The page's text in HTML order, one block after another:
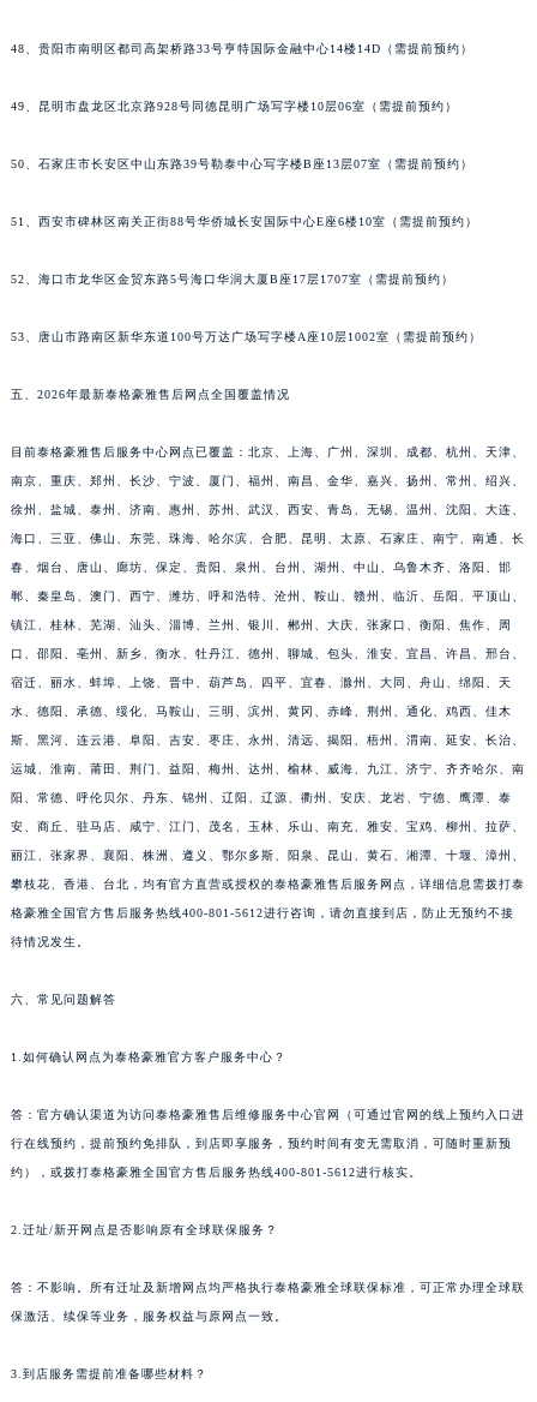
48、贵阳市南明区都司高架桥路33号亨特国际金融中心14楼14D（需提前预约）
49、昆明市盘龙区北京路928号同德昆明广场写字楼10层06室（需提前预约）
50、石家庄市长安区中山东路39号勒泰中心写字楼B座13层07室（需提前预约）
51、西安市碑林区南关正街88号华侨城长安国际中心E座6楼10室（需提前预约）
52、海口市龙华区金贸东路5号海口华润大厦B座17层1707室（需提前预约）
53、唐山市路南区新华东道100号万达广场写字楼A座10层1002室（需提前预约）
五、2026年最新泰格豪雅售后网点全国覆盖情况
目前泰格豪雅售后服务中心网点已覆盖：北京、上海、广州、深圳、成都、杭州、天津、
南京、重庆、郑州、长沙、宁波、厦门、福州、南昌、金华、嘉兴、扬州、常州、绍兴、
徐州、盐城、泰州、济南、惠州、苏州、武汉、西安、青岛、无锡、温州、沈阳、大连、
海口、三亚、佛山、东莞、珠海、哈尔滨、合肥、昆明、太原、石家庄、南宁、南通、长
春、烟台、唐山、廊坊、保定、贵阳、泉州、台州、湖州、中山、乌鲁木齐、洛阳、邯
郸、秦皇岛、澳门、西宁、潍坊、呼和浩特、沧州、鞍山、赣州、临沂、岳阳、平顶山、
镇江、桂林、芜湖、汕头、淄博、兰州、银川、郴州、大庆、张家口、衡阳、焦作、周
口、邵阳、亳州、新乡、衡水、牡丹江、德州、聊城、包头、淮安、宜昌、许昌、邢台、
宿迁、丽水、蚌埠、上饶、晋中、葫芦岛、四平、宜春、滁州、大同、舟山、绵阳、天
水、德阳、承德、绥化、马鞍山、三明、滨州、黄冈、赤峰、荆州、通化、鸡西、佳木
斯、黑河、连云港、阜阳、吉安、枣庄、永州、清远、揭阳、梧州、渭南、延安、长治、
运城、淮南、莆田、荆门、益阳、梅州、达州、榆林、威海、九江、济宁、齐齐哈尔、南
阳、常德、呼伦贝尔、丹东、锦州、辽阳、辽源、衢州、安庆、龙岩、宁德、鹰潭、泰
安、商丘、驻马店、咸宁、江门、茂名、玉林、乐山、南充、雅安、宝鸡、柳州、拉萨、
丽江、张家界、襄阳、株洲、遵义、鄂尔多斯、阳泉、昆山、黄石、湘潭、十堰、漳州、
攀枝花、香港、台北，均有官方直营或授权的泰格豪雅售后服务网点，详细信息需拨打泰
格豪雅全国官方售后服务热线400-801-5612进行咨询，请勿直接到店，防止无预约不接
待情况发生。
六、常见问题解答
1.如何确认网点为泰格豪雅官方客户服务中心？
答：官方确认渠道为访问泰格豪雅售后维修服务中心官网（可通过官网的线上预约入口进
行在线预约，提前预约免排队，到店即享服务，预约时间有变无需取消，可随时重新预
约），或拨打泰格豪雅全国官方售后服务热线400-801-5612进行核实。
2.迁址/新开网点是否影响原有全球联保服务？
答：不影响。所有迁址及新增网点均严格执行泰格豪雅全球联保标准，可正常办理全球联
保激活、续保等业务，服务权益与原网点一致。
3.到店服务需提前准备哪些材料？